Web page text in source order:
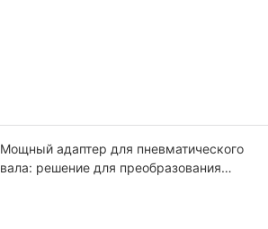
Мощный адаптер для пневматического
вала: решение для преобразования